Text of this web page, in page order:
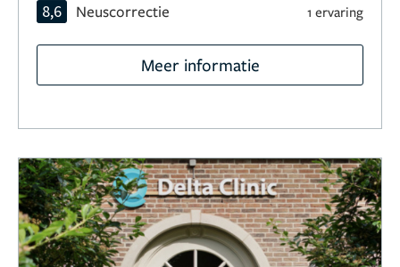
8,6 Neuscorrectie 1 ervaring
Meer informatie